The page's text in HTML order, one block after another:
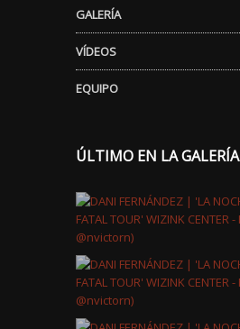
GALERÍA
VÍDEOS
EQUIPO
ÚLTIMO EN LA GALERÍA